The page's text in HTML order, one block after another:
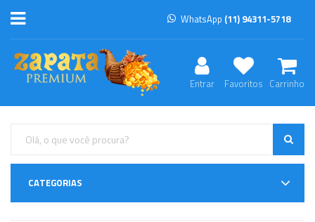
WhatsApp (11) 94311-5718
Entrar Favoritos Carrinho
CATEGORIAS